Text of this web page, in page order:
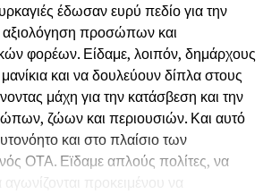
έδωσαν ευρύ πεδίο για την
προσώπων και
φορέων. Είδαμε, λοιπόν, δημάρχους
και να δουλεύουν δίπλα στους
μάχη για την κατάσβεση και την
ζώων και περιουσιών. Και αυτό
και στο πλαίσιο των
ΟΤΑ. Εϊδαμε απλούς πολίτες, να
προκειμένου να